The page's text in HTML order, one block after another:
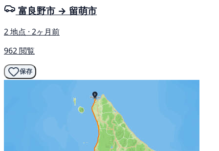
富良野市 → 留萌市
2 地点 · 2ヶ月前
962 閲覧
保存